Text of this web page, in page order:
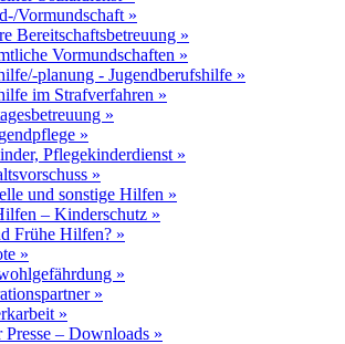
Vormundschaft »
Bereitschaftsbetreuung »
Vormundschaften »
planung - Jugendberufshilfe »
im Strafverfahren »
»
»
Pflegekinderdienst »
»
und sonstige Hilfen »
– Kinderschutz »
Frühe Hilfen? »
»
»
»
»
Presse – Downloads »